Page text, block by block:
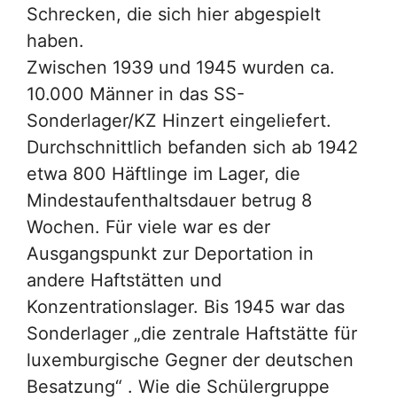
Schrecken, die sich hier abgespielt
haben.
Zwischen 1939 und 1945 wurden ca.
10.000 Männer in das SS-
Sonderlager/KZ Hinzert eingeliefert.
Durchschnittlich befanden sich ab 1942
etwa 800 Häftlinge im Lager, die
Mindestaufenthaltsdauer betrug 8
Wochen. Für viele war es der
Ausgangspunkt zur Deportation in
andere Haftstätten und
Konzentrationslager. Bis 1945 war das
Sonderlager „die zentrale Haftstätte für
luxemburgische Gegner der deutschen
Besatzung“ . Wie die Schülergruppe